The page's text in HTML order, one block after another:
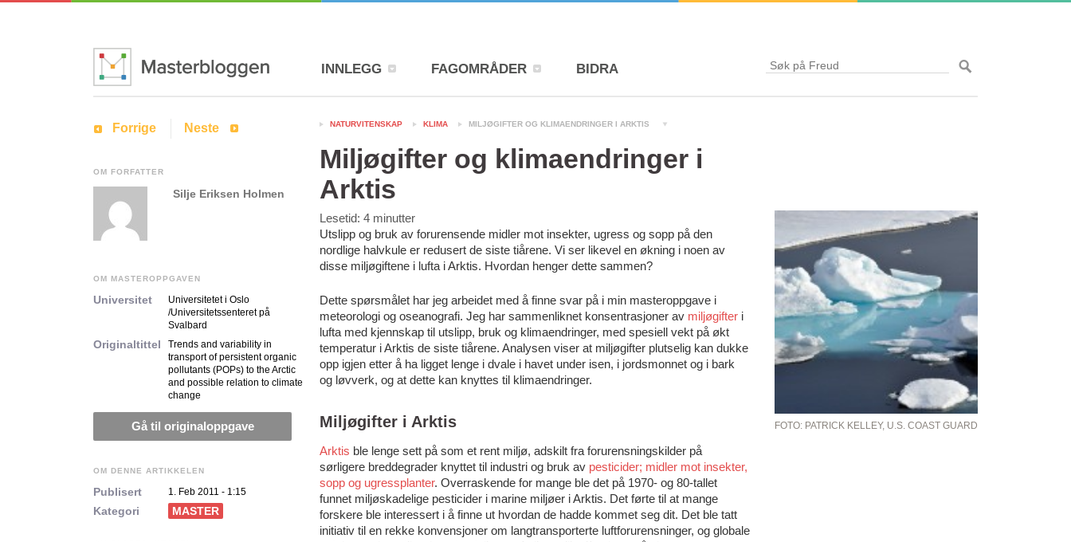
INNLEGG FAGOMRÅDER BIDRA
NATURVITENSKAP KLIMA MILJØGIFTER OG KLIMAENDRINGER I ARKTIS
Miljøgifter og klimaendringer i
Arktis
Lesetid: 4 minutter
FOTO: PATRICK KELLEY, U.S. COAST GUARD
Utslipp og bruk av forurensende midler mot insekter, ugress og sopp på den
nordlige halvkule er redusert de siste tiårene. Vi ser likevel en økning i noen av
disse miljøgiftene i lufta i Arktis. Hvordan henger dette sammen?
Dette spørsmålet har jeg arbeidet med å finne svar på i min masteroppgave i
meteorologi og oseanografi. Jeg har sammenliknet konsentrasjoner av miljøgifter i
lufta med kjennskap til utslipp, bruk og klimaendringer, med spesiell vekt på økt
temperatur i Arktis de siste tiårene. Analysen viser at miljøgifter plutselig kan dukke
opp igjen etter å ha ligget lenge i dvale i havet under isen, i jordsmonnet og i bark
og løvverk, og at dette kan knyttes til klimaendringer.
Miljøgifter i Arktis
Arktis ble lenge sett på som et rent miljø, adskilt fra forurensningskilder på
sørligere breddegrader knyttet til industri og bruk av pesticider; midler mot insekter,
sopp og ugressplanter. Overraskende for mange ble det på 1970- og 80-tallet
funnet miljøskadelige pesticider i marine miljøer i Arktis. Det førte til at mange
forskere ble interessert i å finne ut hvordan de hadde kommet seg dit. Det ble tatt
initiativ til en rekke konvensjoner om langtransporterte luftforurensninger, og globale
Forrige Neste
OM FORFATTER
Silje Eriksen Holmen
OM MASTEROPPGAVEN
Universitet
Universitetet i Oslo
/Universitetssenteret på
Svalbard
Originaltittel
Trends and variability in
transport of persistent organic
pollutants (POPs) to the Arctic
and possible relation to climate
change
Gå til originaloppgave
OM DENNE ARTIKKELEN
Publisert 1. Feb 2011 - 1:15
Kategori MASTER